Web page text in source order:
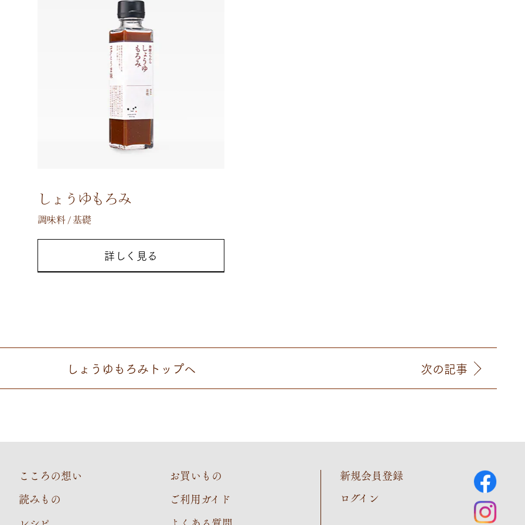
しょうゆもろみ
調味料 / 基礎
詳しく見る
しょうゆもろみ トップへ 次の記事
こころの想い
読みもの
お買いもの
ご利用ガイド
新規会員登録
ログイン